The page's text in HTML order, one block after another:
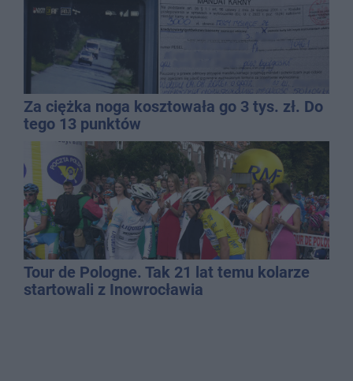
Za ciężka noga kosztowała go 3 tys. zł. Do
tego 13 punktów
Tour de Pologne. Tak 21 lat temu kolarze
startowali z Inowrocławia